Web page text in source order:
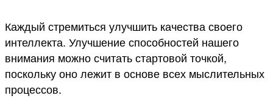
Каждый стремиться улучшить качества своего
интеллекта. Улучшение способностей нашего
внимания можно считать стартовой точкой,
поскольку оно лежит в основе всех мыслительных
процессов.